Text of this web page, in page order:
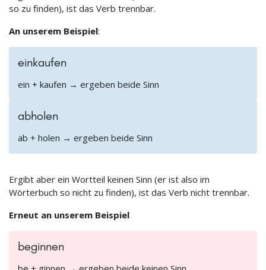
so zu finden), ist das Verb trennbar.
An unserem Beispiel:
einkaufen
ein + kaufen → ergeben beide Sinn
abholen
ab + holen → ergeben beide Sinn
Ergibt aber ein Wortteil keinen Sinn (er ist also im
Wörterbuch so nicht zu finden), ist das Verb nicht trennbar.
Erneut an unserem Beispiel
beginnen